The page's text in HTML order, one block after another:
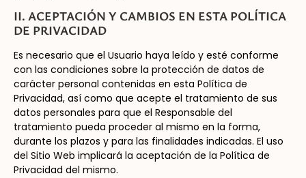
II. ACEPTACIÓN Y CAMBIOS EN ESTA POLÍTICA
DE PRIVACIDAD
Es necesario que el Usuario haya leído y esté conforme
con las condiciones sobre la protección de datos de
carácter personal contenidas en esta Política de
Privacidad, así como que acepte el tratamiento de sus
datos personales para que el Responsable del
tratamiento pueda proceder al mismo en la forma,
durante los plazos y para las finalidades indicadas. El uso
del Sitio Web implicará la aceptación de la Política de
Privacidad del mismo.